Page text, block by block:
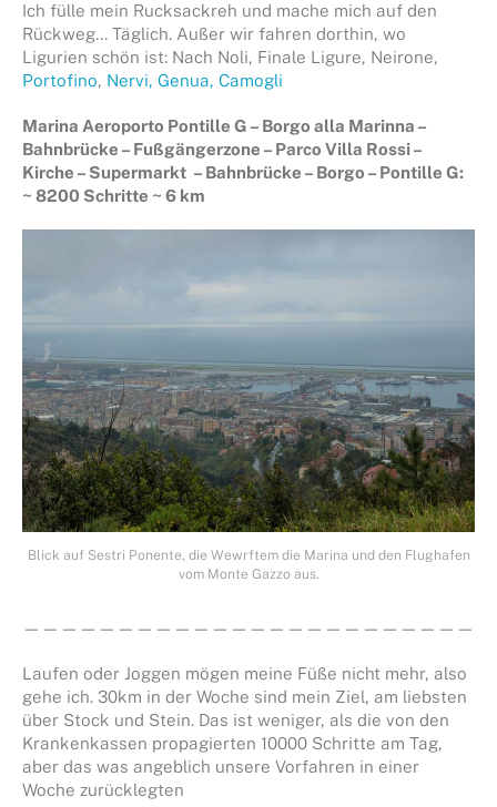
Ich fülle mein Rucksackreh und mache mich auf den
Rückweg… Täglich. Außer wir fahren dorthin, wo
Ligurien schön ist: Nach Noli, Finale Ligure, Neirone,
Portofino, Nervi, Genua, Camogli
Marina Aeroporto Pontille G – Borgo alla Marinna –
Bahnbrücke – Fußgängerzone – Parco Villa Rossi –
Kirche – Supermarkt – Bahnbrücke – Borgo – Pontille G:
~ 8200 Schritte ~ 6 km
Blick auf Sestri Ponente, die Wewrftem die Marina und den Flughafen
vom Monte Gazzo aus.
Laufen oder Joggen mögen meine Füße nicht mehr, also
gehe ich. 30km in der Woche sind mein Ziel, am liebsten
über Stock und Stein. Das ist weniger, als die von den
Krankenkassen propagierten 10000 Schritte am Tag,
aber das was angeblich unsere Vorfahren in einer
Woche zurücklegten